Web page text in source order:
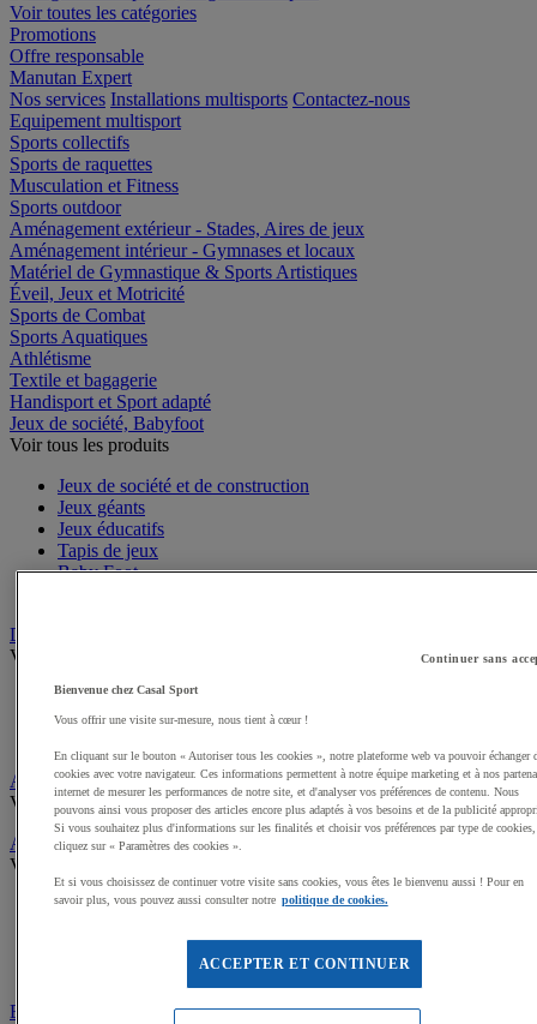
Voir toutes les catégories
Promotions
Offre responsable
Manutan Expert
Nos services Installations multisports Contactez-nous
Equipement multisport
Sports collectifs
Sports de raquettes
Musculation et Fitness
Sports outdoor
Aménagement extérieur - Stades, Aires de jeux
Aménagement intérieur - Gymnases et locaux
Matériel de Gymnastique & Sports Artistiques
Éveil, Jeux et Motricité
Sports de Combat
Sports Aquatiques
Athlétisme
Textile et bagagerie
Handisport et Sport adapté
Jeux de société, Babyfoot
Voir tous les produits
Jeux de société et de construction
Jeux géants
Jeux éducatifs
Tapis de jeux
Baby Foot
Draisiennes, Tricycles, Vélos
Voir tous les produits
Tricycles
Draisiennes
Apprentissage scolaire de la Sécurité routière
Voir tous les produits
Activités gymniques
Voir tous les produits
Tapis, Matelas scolaires
Equilibre, Coordination
Continuer sans
Bienvenue chez Casal Sport
Vous offrir une visite sur-mesure, nous tient à cœur !
En cliquant sur le bouton « Autoriser tous les cookies », notre plateforme web va pouvoir échanger
cookies avec votre navigateur. Ces informations permettent à notre équipe marketing et à nos
internet de mesurer les performances de notre site, et d'analyser vos préférences de contenu. Nous
pouvons ainsi vous proposer des articles encore plus adaptés à vos besoins et de la publicité
Si vous souhaitez plus d'informations sur les finalités et choisir vos préférences par type de cookies,
cliquez sur « Paramètres des cookies ».
Et si vous choisissez de continuer votre visite sans cookies, vous êtes le bienvenu aussi ! Pour en
savoir plus, vous pouvez aussi consulter notre politique de cookies.
ACCEPTER ET CONTINUER